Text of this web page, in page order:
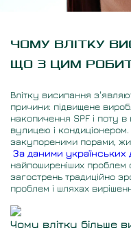
ЧОМУ ВЛІТКУ
ЩО З ЦИМ
Влітку висипання
причини: підвищене
накопичення SPF і поту
вулицею і
закупореними порами,
За даними українських
найпоширеніших проблем
загострень традиційно
проблем і шляхах
Чому влітку більше